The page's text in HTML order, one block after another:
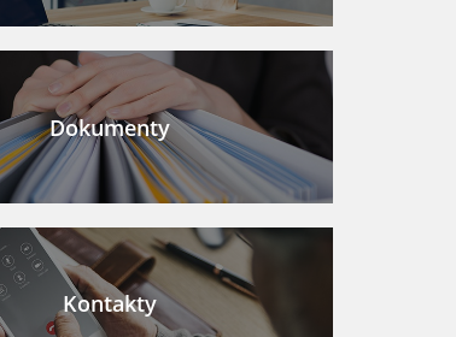
Dokumenty
Kontakty